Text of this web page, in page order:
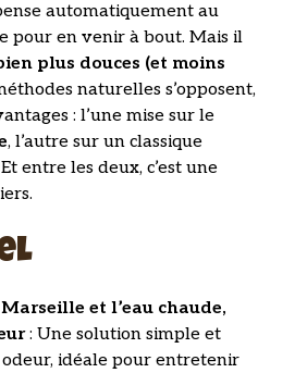
automatiquement au
pour en venir à bout. Mais il
plus douces (et moins
naturelles s’opposent,
: l’une mise sur le
, l’autre sur un classique
entre les deux, c’est une
et l’eau chaude,
: Une solution simple et
odeur, idéale pour entretenir